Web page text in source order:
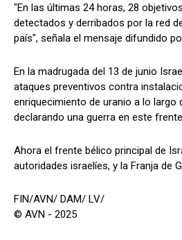
"En las últimas 24 horas, 28
detectados y derribados por la red
país", señala el mensaje difundido
En la madrugada del 13 de junio
ataques preventivos contra
enriquecimiento de uranio a lo largo
declarando una guerra en este
Ahora el frente bélico principal de
autoridades israelíes, y la Franja de
FIN/AVN/ DAM/ LV/
© AVN - 2025